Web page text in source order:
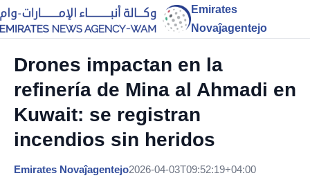
Emirates
Novaĵagentejo
Drones impactan en la
refinería de Mina al Ahmadi en
Kuwait: se registran
incendios sin heridos
Emirates Novaĵagentejo2026-04-03T09:52:19+04:00